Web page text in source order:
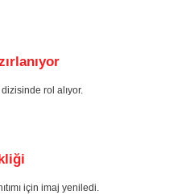
rol alıyor.
için imaj yeniledi.